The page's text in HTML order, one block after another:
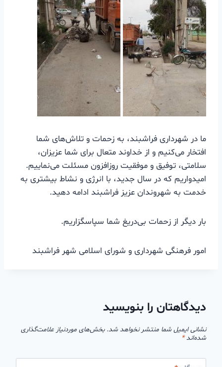
ما در شهرداری فراشبند، به زحمات و تلاش‌های شما
افتخار می‌کنیم و از خداوند متعال برای شما عزیزان،
سلامتی، توفیق و موفقیت روزافزون مسئلت می‌نماییم.
امیدواریم که در سال جدید، با انرژی و نشاط بیشتری به
خدمت به شهروندان عزیز فراشبند ادامه دهید.
بار دیگر از زحمات بی‌دریغ شما سپاسگزاریم.
امور فرهنگی شهرداری و شورای اسلامی شهر فراشبند
دیدگاهتان را بنویسید
نشانی ایمیل شما منتشر نخواهد شد. بخش‌های موردنیاز علامت‌گذاری
شده‌اند*